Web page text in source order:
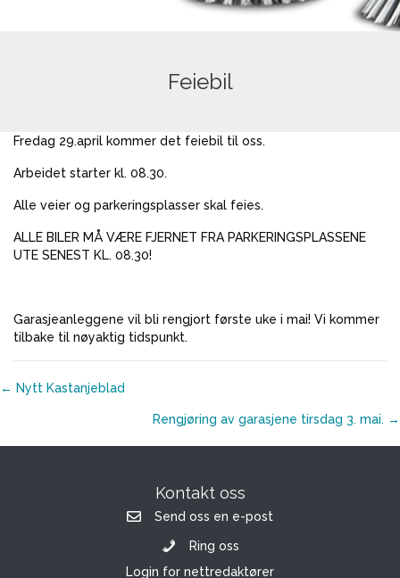
Feiebil
Fredag 29.april kommer det feiebil til oss.
Arbeidet starter kl. 08.30.
Alle veier og parkeringsplasser skal feies.
ALLE BILER MÅ VÆRE FJERNET FRA PARKERINGSPLASSENE
UTE SENEST KL. 08.30!
Garasjeanleggene vil bli rengjort første uke i mai! Vi kommer
tilbake til nøyaktig tidspunkt.
Posts
← Nytt Kastanjeblad
Rengjøring av garasjene tirsdag 3. mai. →
Kontakt oss
Send oss en e-post
Ring oss
Login for nettredaktører